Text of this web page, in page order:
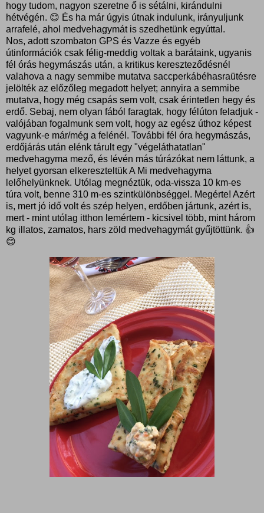
hogy tudom, nagyon szeretne ő is sétálni, kirándulni
hétvégén. 😊 És ha már úgyis útnak indulunk, irányuljunk
arrafelé, ahol medvehagymát is szedhetünk egyúttal.
Nos, adott szombaton GPS és Vazze és egyéb
útinformációk csak félig-meddig voltak a barátaink, ugyanis
fél órás hegymászás után, a kritikus kereszteződésnél
valahova a nagy semmibe mutatva saccperkábéhasraütésre
jelölték az előzőleg megadott helyet; annyira a semmibe
mutatva, hogy még csapás sem volt, csak érintetlen hegy és
erdő. Sebaj, nem olyan fából faragtak, hogy félúton feladjuk -
valójában fogalmunk sem volt, hogy az egész úthoz képest
vagyunk-e már/még a felénél. További fél óra hegymászás,
erdőjárás után elénk tárult egy "végeláthatatlan"
medvehagyma mező, és lévén más túrázókat nem láttunk, a
helyet gyorsan elkereszteltük A Mi medvehagyma
lelőhelyünknek. Utólag megnéztük, oda-vissza 10 km-es
túra volt, benne 310 m-es szintkülönbséggel. Megérte! Azért
is, mert jó idő volt és szép helyen, erdőben jártunk, azért is,
mert - mint utólag itthon lemértem - kicsivel több, mint három
kg illatos, zamatos, hars zöld medvehagymát gyűjtöttünk. 👍
😊